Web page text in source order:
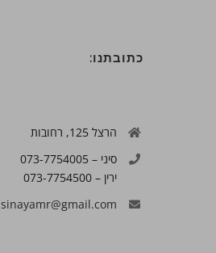
כתובתנו:
הרצל 125, רחובות
סיני – 073-7754005
ירין – 073-7754500
sinayamr@gmail.com